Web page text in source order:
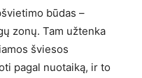
būdas –
zonų. Tam užtenka
šviesos
pagal nuotaiką, ir to